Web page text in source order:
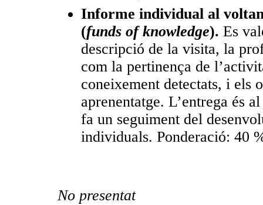
Informe individual al
(funds of knowledge). Es
descripció de la visita, la
com la pertinença de
coneixement detectats, i els
aprenentatge. L’entrega és
fa un seguiment del
individuals. Ponderació: 40
No presentat